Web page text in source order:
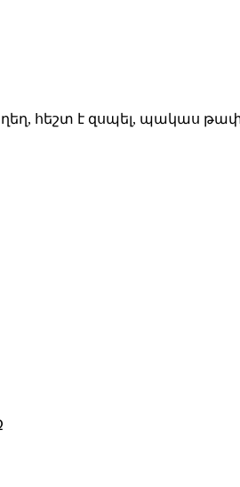
հեշտ է զսպել, պակաս